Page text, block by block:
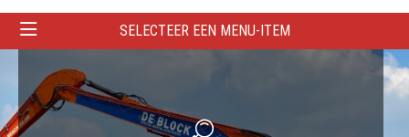
SELECTEER EEN MENU-ITEM